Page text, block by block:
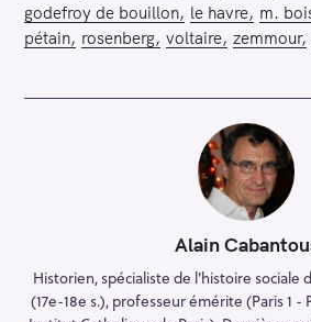
godefroy de bouillon le havre m.
pétain rosenberg voltaire zemmour
Alain
Historien, spécialiste de l'histoire sociale
(17e-18e s.), professeur émérite (Paris 1